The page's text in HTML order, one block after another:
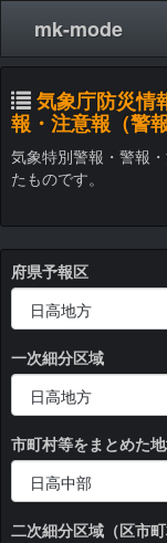
mk-mode
気象庁防災情
報・注意報（警
気象特別警報・警報
たものです。
府県予報区
一次細分区域
市町村等をまとめた
二次細分区域（区市町